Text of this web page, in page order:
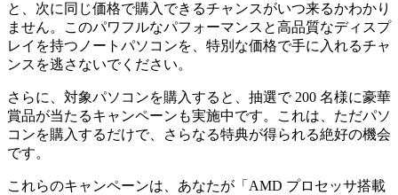
と、次に同じ価格で購入できるチャンスがいつ来るかわかり
ません。このパワフルなパフォーマンスと高品質なディスプ
レイを持つノートパソコンを、特別な価格で手に入れるチャ
ンスを逃さないでください。
さらに、対象パソコンを購入すると、抽選で 200 名様に豪華
賞品が当たるキャンペーンも実施中です。これは、ただパソ
コンを購入するだけで、さらなる特典が得られる絶好の機会
です。
これらのキャンペーンは、あなたが「AMD プロセッサ搭載